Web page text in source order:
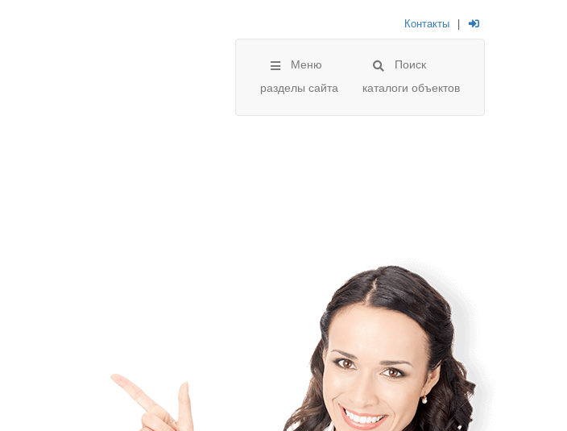
Контакты |
Меню
разделы сайта
Поиск
каталоги объектов